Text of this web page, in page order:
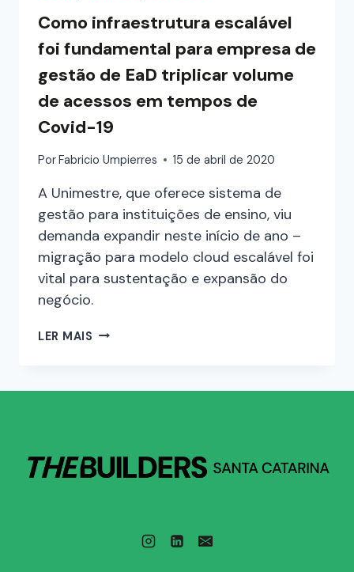
Como infraestrutura escalável
foi fundamental para empresa de
gestão de EaD triplicar volume
de acessos em tempos de
Covid-19
PorFabricio Umpierres 15 de abril de 2020
A Unimestre, que oferece sistema de
gestão para instituições de ensino, viu
demanda expandir neste início de ano –
migração para modelo cloud escalável foi
vital para sustentação e expansão do
negócio.
LER MAIS